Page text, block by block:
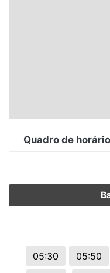
Quadro de
05:30 05:50